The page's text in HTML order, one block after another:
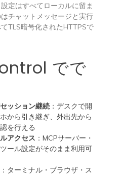
定はすべてローカルに留ま
チャットメッセージと実行
TLS暗号化されたHTTPSで
でで
ッション継続：デスクで開
から引き継ぎ、外出先から
を行える
アクセス ：MCPサーバー・
ール設定がそのまま利用可
：ターミナル・ブラウザ・ス